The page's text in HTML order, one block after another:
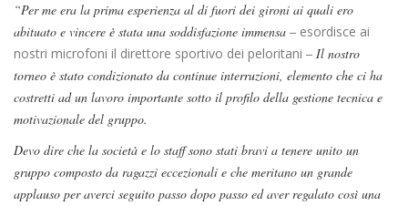
“Per me era la prima esperienza al di fuori dei gironi ai quali ero
abituato e vincere è stata una soddisfazione immensa – esordisce ai
nostri microfoni il direttore sportivo dei peloritani – Il nostro
torneo è stato condizionato da continue interruzioni, elemento che ci ha
costretti ad un lavoro importante sotto il profilo della gestione tecnica e
motivazionale del gruppo.
Devo dire che la società e lo staff sono stati bravi a tenere unito un
gruppo composto da ragazzi eccezionali e che meritano un grande
applauso per averci seguito passo dopo passo ed aver regalato così una